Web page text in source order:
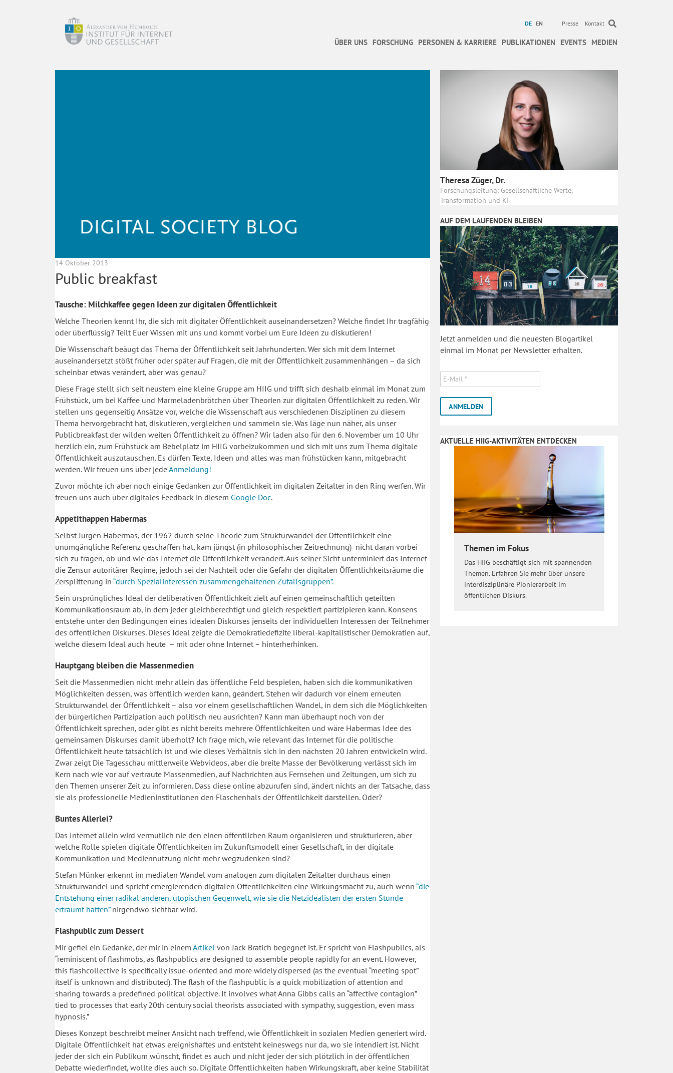
DE EN Presse Kontakt
ÜBER UNS FORSCHUNG PERSONEN & KARRIERE PUBLIKATIONEN EVENTS MEDIEN
14 Oktober 2013
Public breakfast
Tausche: Milchkaffee gegen Ideen zur digitalen Öffentlichkeit
Welche Theorien kennt Ihr, die sich mit digitaler Öffentlichkeit auseinandersetzen? Welche findet Ihr tragfähig
oder überflüssig? Teilt Euer Wissen mit uns und kommt vorbei um Eure Ideen zu diskutieren!
Die Wissenschaft beäugt das Thema der Öffentlichkeit seit Jahrhunderten. Wer sich mit dem Internet
auseinandersetzt stößt früher oder später auf Fragen, die mit der Öffentlichkeit zusammenhängen – da sich
scheinbar etwas verändert, aber was genau?
Diese Frage stellt sich seit neustem eine kleine Gruppe am HIIG und trifft sich deshalb einmal im Monat zum
Frühstück, um bei Kaffee und Marmeladenbrötchen über Theorien zur digitalen Öffentlichkeit zu reden. Wir
stellen uns gegenseitig Ansätze vor, welche die Wissenschaft aus verschiedenen Disziplinen zu diesem
Thema hervorgebracht hat, diskutieren, vergleichen und sammeln sie. Was läge nun näher, als unser
Publicbreakfast der wilden weiten Öffentlichkeit zu öffnen? Wir laden also für den 6. November um 10 Uhr
herzlich ein, zum Frühstück am Bebelplatz im HIIG vorbeizukommen und sich mit uns zum Thema digitale
Öffentlichkeit auszutauschen. Es dürfen Texte, Ideen und alles was man frühstücken kann, mitgebracht
werden. Wir freuen uns über jedeAnmeldung!
Zuvor möchte ich aber noch einige Gedanken zur Öffentlichkeit im digitalen Zeitalter in den Ring werfen. Wir
freuen uns auch über digitales Feedback in diesem Google Doc.
Appetithappen Habermas
Selbst Jürgen Habermas, der 1962 durch seine Theorie zum Strukturwandel der Öffentlichkeit eine
unumgängliche Referenz geschaffen hat, kam jüngst (in philosophischer Zeitrechnung) nicht daran vorbei
sich zu fragen, ob und wie das Internet die Öffentlichkeit verändert. Aus seiner Sicht unterminiert das Internet
die Zensur autoritärer Regime, jedoch sei der Nachteil oder die Gefahr der digitalen Öffentlichkeitsräume die
Zersplitterung in “durch Spezialinteressen zusammengehaltenen Zufallsgruppen”.
Sein ursprüngliches Ideal der deliberativen Öffentlichkeit zielt auf einen gemeinschaftlich geteilten
Kommunikationsraum ab, in dem jeder gleichberechtigt und gleich respektiert partizipieren kann. Konsens
entstehe unter den Bedingungen eines idealen Diskurses jenseits der individuellen Interessen der Teilnehmer
des öffentlichen Diskurses. Dieses Ideal zeigte die Demokratiedefizite liberal-kapitalistischer Demokratien auf,
welche diesem Ideal auch heute – mit oder ohne Internet – hinterherhinken.
Hauptgang bleiben die Massenmedien
Seit die Massenmedien nicht mehr allein das öffentliche Feld bespielen, haben sich die kommunikativen
Möglichkeiten dessen, was öffentlich werden kann, geändert. Stehen wir dadurch vor einem erneuten
Strukturwandel der Öffentlichkeit – also vor einem gesellschaftlichen Wandel, in dem sich die Möglichkeiten
der bürgerlichen Partizipation auch politisch neu ausrichten? Kann man überhaupt noch von der
Öffentlichkeit sprechen, oder gibt es nicht bereits mehrere Öffentlichkeiten und wäre Habermas Idee des
gemeinsamen Diskurses damit überholt? Ich frage mich, wie relevant das Internet für die politische
Öffentlichkeit heute tatsächlich ist und wie dieses Verhältnis sich in den nächsten 20 Jahren entwickeln wird.
Zwar zeigt Die Tagesschau mittlerweile Webvideos, aber die breite Masse der Bevölkerung verlässt sich im
Kern nach wie vor auf vertraute Massenmedien, auf Nachrichten aus Fernsehen und Zeitungen, um sich zu
den Themen unserer Zeit zu informieren. Dass diese online abzurufen sind, ändert nichts an der Tatsache, dass
sie als professionelle Medieninstitutionen den Flaschenhals der Öffentlichkeit darstellen. Oder?
Buntes Allerlei?
Das Internet allein wird vermutlich nie den einen öffentlichen Raum organisieren und strukturieren, aber
welche Rolle spielen digitale Öffentlichkeiten im Zukunftsmodell einer Gesellschaft, in der digitale
Kommunikation und Mediennutzung nicht mehr wegzudenken sind?
Stefan Münker erkennt im medialen Wandel vom analogen zum digitalen Zeitalter durchaus einen
Strukturwandel und spricht emergierenden digitalen Öffentlichkeiten eine Wirkungsmacht zu, auch wenn “die
Entstehung einer radikal anderen, utopischen Gegenwelt, wie sie die Netzidealisten der ersten Stunde
erträumt hatten”nirgendwo sichtbar wird.
Flashpublic zum Dessert
Mir gefiel ein Gedanke, der mir in einem Artikel von Jack Bratich begegnet ist. Er spricht von Flashpublics, als
“reminiscent of flashmobs, as flashpublics are designed to assemble people rapidly for an event. However,
this flashcollective is specifically issue-oriented and more widely dispersed (as the eventual “meeting spot”
itself is unknown and distributed). The flash of the flashpublic is a quick mobilization of attention and
sharing towards a predefined political objective. It involves what Anna Gibbs calls an “affective contagion”
tied to processes that early 20th century social theorists associated with sympathy, suggestion, even mass
hypnosis.”
Dieses Konzept beschreibt meiner Ansicht nach treffend, wie Öffentlichkeit in sozialen Medien generiert wird.
Digitale Öffentlichkeit hat etwas ereignishaftes und entsteht keineswegs nur da, wo sie intendiert ist. Nicht
jeder der sich ein Publikum wünscht, findet es auch und nicht jeder der sich plötzlich in der öffentlichen
Debatte wiederfindet, wollte dies auch so. Digitale Öffentlichkeiten haben Wirkungskraft, aber keine Stabilität
Theresa Züger, Dr.
Forschungsleitung: Gesellschaftliche Werte,
Transformation und KI
AUF DEM LAUFENDEN BLEIBEN
Jetzt anmelden und die neuesten Blogartikel
einmal im Monat per Newsletter erhalten.
AKTUELLE HIIG-AKTIVITÄTEN ENTDECKEN
Themen im Fokus
Das HIIG beschäftigt sich mit spannenden
Themen. Erfahren Sie mehr über unsere
interdisziplinäre Pionierarbeit im
öffentlichen Diskurs.